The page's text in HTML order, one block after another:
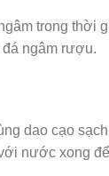
trong thời
ngâm rượu.
dao cạo
nước xong